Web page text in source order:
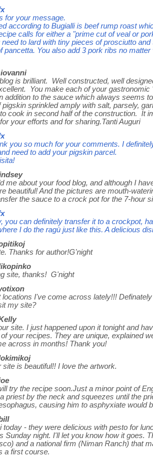
for your message.
according to Bugialli is beef rump roast
calls for either a "prime cut of veal or
to lard with tiny pieces of prosciutto
pancetta. You also add 3 pork ribs no
is brilliant. Well constructed, well
You make each of your
addition to the sauce which always seems
sprinkled amply with salt, parsely,
cook in second half of the construction. It
your efforts and for sharing.Tanti Auguri
you so much for your comments. I
need to add your pigskin parcel.
me about your food blog, and although I
beautiful! And the pictures are mouth-
the sauce to a crock pot for the 7-hour
you can definitely transfer it to a crockpot,
I do the ragù just like this. A delicious
Thanks for author!G'night
site, thanks! G'night
I've come across lately!!!
my site?
site. I just happened upon it tonight and
your recipes. They are unique, explained
across in months! Thank you!
is beautiful!! I love the artwork.
try the recipe soon.Just a minor point of
priest by the neck and squeezes until the
causing him to asphyxiate would
today - they were delicious with pesto for
Sunday night. I'll let you know how it goes.
and a national firm (Niman Ranch) that
a first course.